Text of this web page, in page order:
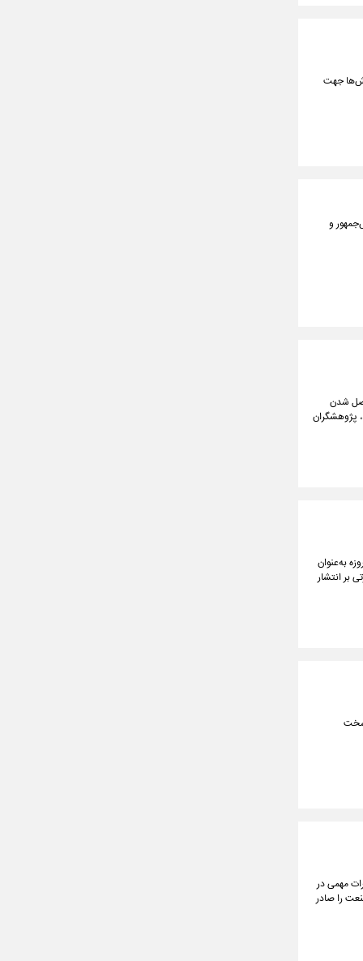
جهت
و
شدن
پژوهشگران
و اطلاع‌رسانی دفتر رئیس جمهور در شبکه اجتماعی ایکس نوشت: شورای دفاع در ایام جنگ ۱۲ روزه به‌عنوان
و ضرورتی بر انتشار
سخت
مهمی در
را صادر